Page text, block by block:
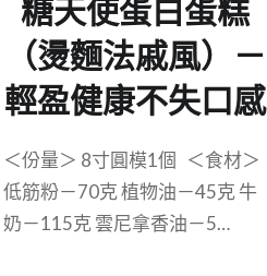
糖天使蛋白蛋糕
（燙麵法戚風）－
輕盈健康不失口感
＜份量＞ 8寸圓模1個 ＜食材＞
低筋粉－70克 植物油－45克 牛
奶－115克 雲尼拿香油－5…